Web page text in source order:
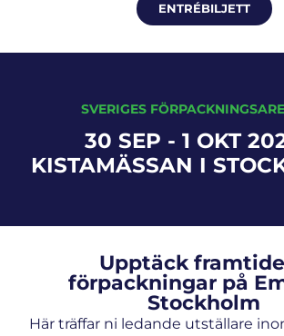
ENTRÉBILJETT
SVERIGES
30 SEP - 1 OKT
KISTAMÄSSAN I
Upptäck
förpackningar på
Stockholm
Här träffar ni ledande utställare